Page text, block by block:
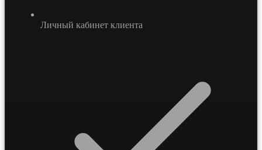
Личный кабинет клиента